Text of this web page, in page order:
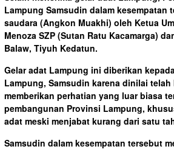
Lampung Samsudin dalam kesempatan
saudara (Angkon Muakhi) oleh Ketua
Menoza SZP (Sutan Ratu Kacamarga)
Balaw, Tiyuh Kedatun.
Gelar adat Lampung ini diberikan
Lampung, Samsudin karena dinilai
memberikan perhatian yang luar biasa
pembangunan Provinsi Lampung,
adat meski menjabat kurang dari satu
Samsudin dalam kesempatan tersebut